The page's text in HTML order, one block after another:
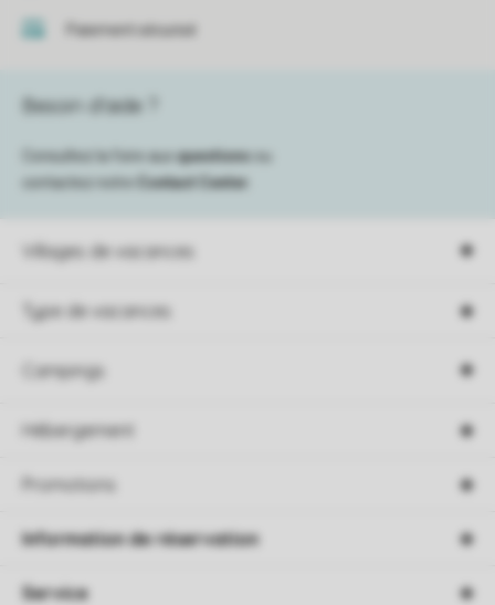
Paiement sécurisé
Villages de vacances
Type de vacances
Campings
Hébergement
Promotions
Besoin d’aide ?
Consultez la foire aux questions
contactez notre
Contact Center
Information de réservation
Service